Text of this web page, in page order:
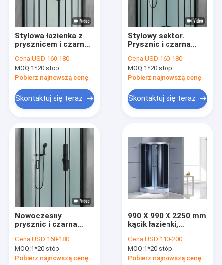
O nas
Kontrola jakości
Skontaktuj się z nami
Szklane kabiny prysznicowe
Bezramowa kabina prysznicowa
Obudowa prysznica parowego
Samodzielna kabina prysznicowa
Narożna kabina prysznicowa
Stylowa łazienka z
prysznicem i czarną
dachem dla
nowoczesnych
Cena:USD 160-180
MOQ:1*20 stóp
Pobierz najnowszą cenę
Skontaktuj się teraz
Stylowy sektor.
Prysznic i czarna
dachem.
Cena:USD 160-180
MOQ:1*20 stóp
Pobierz najnowszą cenę
Skontaktuj się teraz
Nowoczesny
prysznic i czarna
dachem
Cena:USD 160-180
MOQ:1*20 stóp
Pobierz najnowszą cenę
990 X 990 X 2250 mm
kącik łazienki,
prysznicowa Łatwa
instalacja
Cena:USD 110-200
MOQ:1*20 stóp
Pobierz najnowszą cenę